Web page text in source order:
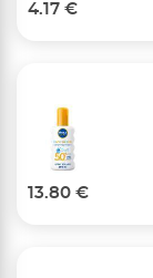
4.17 €
13.80 €